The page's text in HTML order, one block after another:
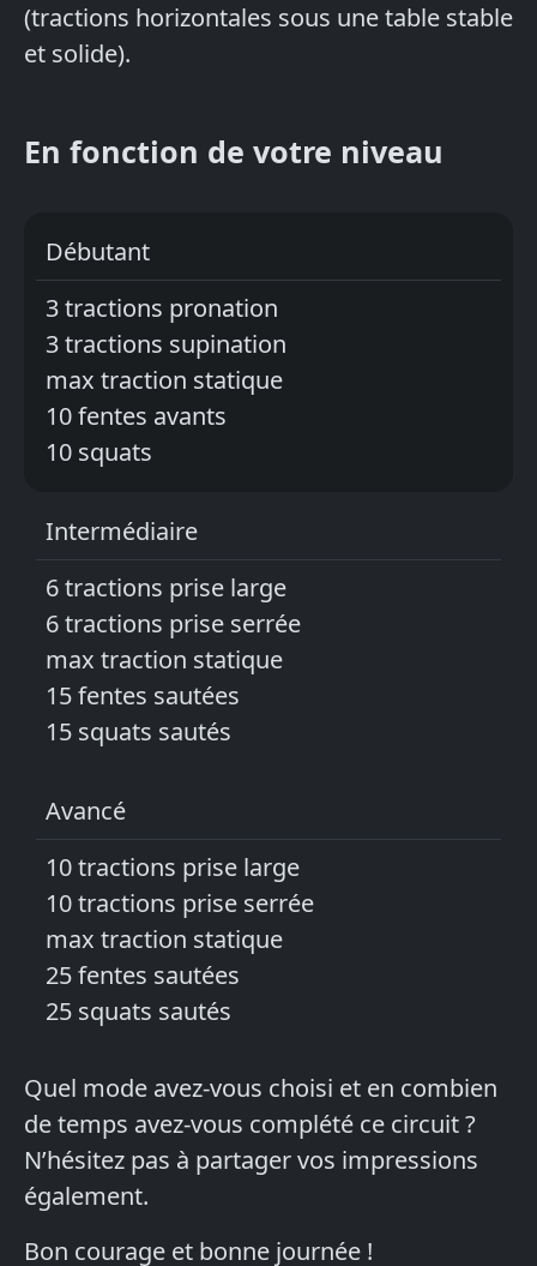
(tractions horizontales sous une table stable
et solide).
En fonction de votre niveau
Débutant
3 tractions pronation
3 tractions supination
max traction statique
10 fentes avants
10 squats
Intermédiaire
6 tractions prise large
6 tractions prise serrée
max traction statique
15 fentes sautées
15 squats sautés
Avancé
10 tractions prise large
10 tractions prise serrée
max traction statique
25 fentes sautées
25 squats sautés
Quel mode avez-vous choisi et en combien
de temps avez-vous complété ce circuit ?
N’hésitez pas à partager vos impressions
également.
Bon courage et bonne journée !